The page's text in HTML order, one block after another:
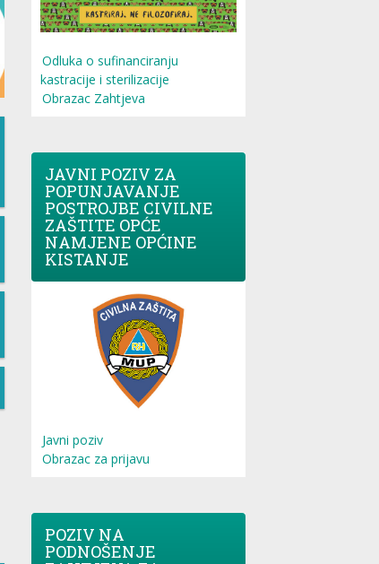
Odluka o sufinanciranju
kastracije i sterilizacije
Obrazac Zahtjeva
JAVNI POZIV ZA
POPUNJAVANJE
POSTROJBE CIVILNE
ZAŠTITE OPĆE
NAMJENE OPĆINE
KISTANJE
Javni poziv
Obrazac za prijavu
POZIV NA
PODNOŠENJE